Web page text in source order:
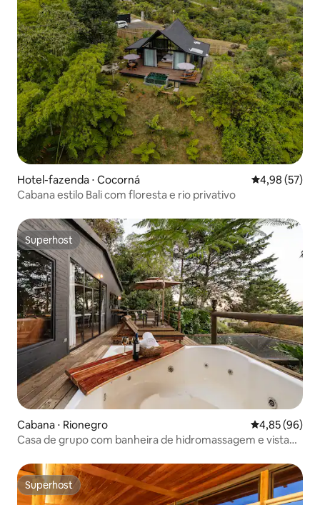
Hotel-fazenda ⋅ Cocorná 4,98 de uma
4,98 (57)
Cabana estilo Bali com floresta e rio privativo
Superhost
Superhost
Cabana ⋅ Rionegro 4,85 de uma
4,85 (96)
Casa de grupo com banheira de hidromassagem e vista
Superhost
Superhost